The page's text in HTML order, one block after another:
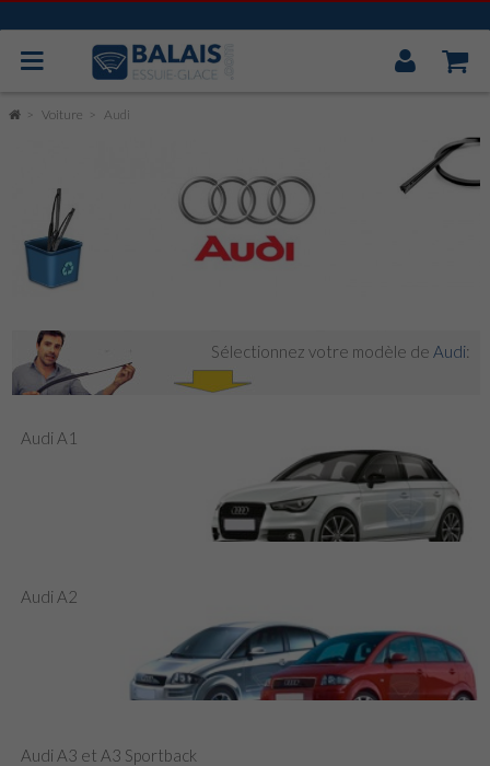
MITSUBA
CAOUTCHOUC UNIVERSEL
ESSUIE GLACE ARRIÈRE
Mon
Voiture Audi
Sélectionnez votre modèle de Audi:
Audi A1
Audi A2
Audi A3 et A3 Sportback